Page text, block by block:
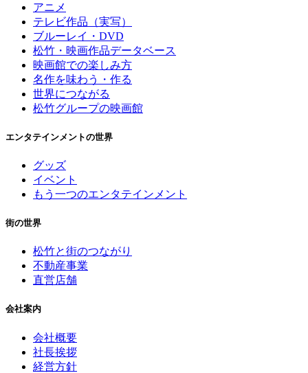
アニメ
テレビ作品（実写）
ブルーレイ・DVD
松竹・映画作品データベース
映画館での楽しみ方
名作を味わう・作る
世界につながる
松竹グループの映画館
エンタテインメントの世界
グッズ
イベント
もう一つのエンタテインメント
街の世界
松竹と街のつながり
不動産事業
直営店舗
会社案内
会社概要
社長挨拶
経営方針